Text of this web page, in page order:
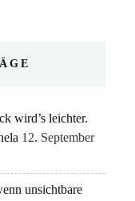
wird’s leichter.
12. September
unsichtbare